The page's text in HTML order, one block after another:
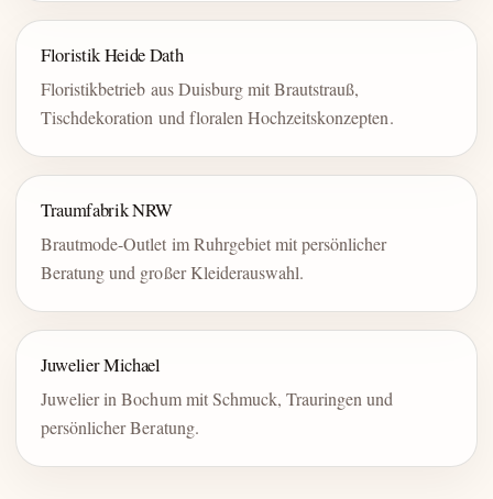
Floristik Heide Dath
Floristikbetrieb aus Duisburg mit Brautstrauß,
Tischdekoration und floralen Hochzeitskonzepten.
Traumfabrik NRW
Brautmode-Outlet im Ruhrgebiet mit persönlicher
Beratung und großer Kleiderauswahl.
Juwelier Michael
Juwelier in Bochum mit Schmuck, Trauringen und
persönlicher Beratung.